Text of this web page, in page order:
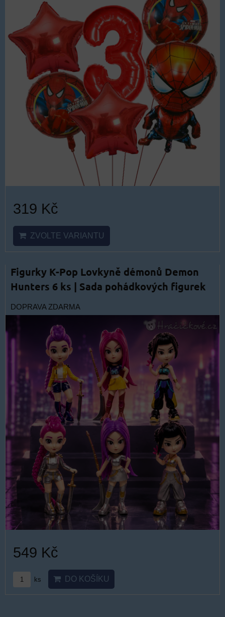
319 Kč
ZVOLTE VARIANTU
Figurky K-Pop Lovkyně démonů Demon
Hunters 6 ks | Sada pohádkových figurek
DOPRAVA ZDARMA
549 Kč
ks DO KOŠÍKU